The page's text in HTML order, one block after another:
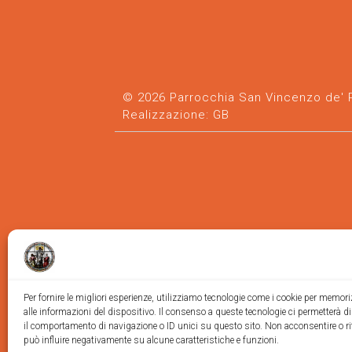
Per fornire le migliori esperienze, utilizziamo tecnologie come i cookie per
alle informazioni del dispositivo. Il consenso a queste tecnologie ci permetterà
il comportamento di navigazione o ID unici su questo sito. Non acconsentire o
può influire negativamente su alcune caratteristiche e funzioni.
© 2026 Parrocchia San Vincenzo de'
Realizzazione: GB